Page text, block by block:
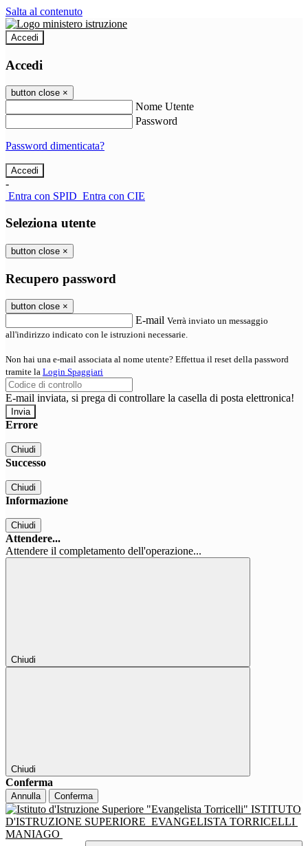
Salta al contenuto
Accedi
Accedi
button close ×
Nome Utente
Password
Password dimenticata?
-
Entra con SPID Entra con CIE
Seleziona utente
button close ×
Recupero password
button close ×
E-mail Verrà inviato un messaggio
all'indirizzo indicato con le istruzioni necessarie.
Non hai una e-mail associata al nome utente? Effettua il reset della password
tramite la Login Spaggiari
E-mail inviata, si prega di controllare la casella di posta elettronica!
Errore
Chiudi
Successo
Chiudi
Informazione
Chiudi
Attendere...
Attendere il completamento dell'operazione...
Chiudi
Chiudi
Conferma
Annulla Conferma
ISTITUTO
D'ISTRUZIONE SUPERIORE EVANGELISTA TORRICELLI
MANIAGO